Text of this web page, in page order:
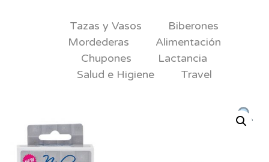
Tazas y Vasos
Biberones
Mordederas
Alimentación
Chupones
Lactancia
Salud e Higiene
Travel